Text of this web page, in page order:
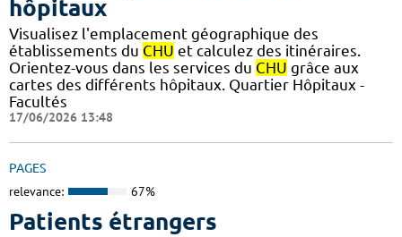
hôpitaux
Visualisez l'emplacement géographique des
établissements du CHU et calculez des itinéraires.
Orientez-vous dans les services du CHU grâce aux
cartes des différents hôpitaux. Quartier Hôpitaux -
Facultés
17/06/2026 13:48
PAGES
relevance: 67%
Patients étrangers